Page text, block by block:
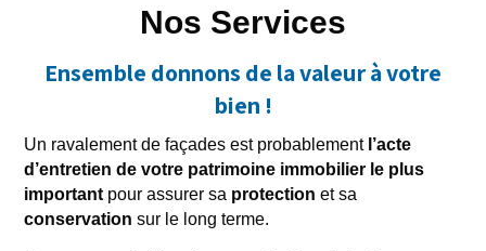
Nos Services
Ensemble donnons de la valeur à votre
bien !
Un ravalement de façades est probablement l’acte
d’entretien de votre patrimoine immobilier le plus
important pour assurer sa protection et sa
conservation sur le long terme.